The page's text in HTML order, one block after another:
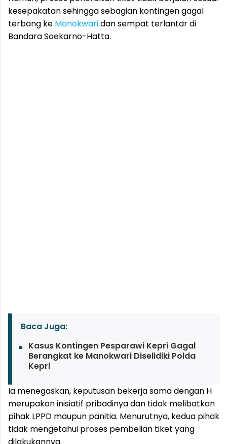
kesepakatan sehingga sebagian kontingen gagal
terbang ke Manokwaridan sempat terlantar di
Bandara Soekarno-Hatta.
Baca Juga:
Kasus Kontingen Pesparawi Kepri Gagal
Berangkat ke Manokwari Diselidiki Polda
Kepri
Ia menegaskan, keputusan bekerja sama dengan H
merupakan inisiatif pribadinya dan tidak melibatkan
pihak LPPD maupun panitia. Menurutnya, kedua pihak
tidak mengetahui proses pembelian tiket yang
dilakukannya.